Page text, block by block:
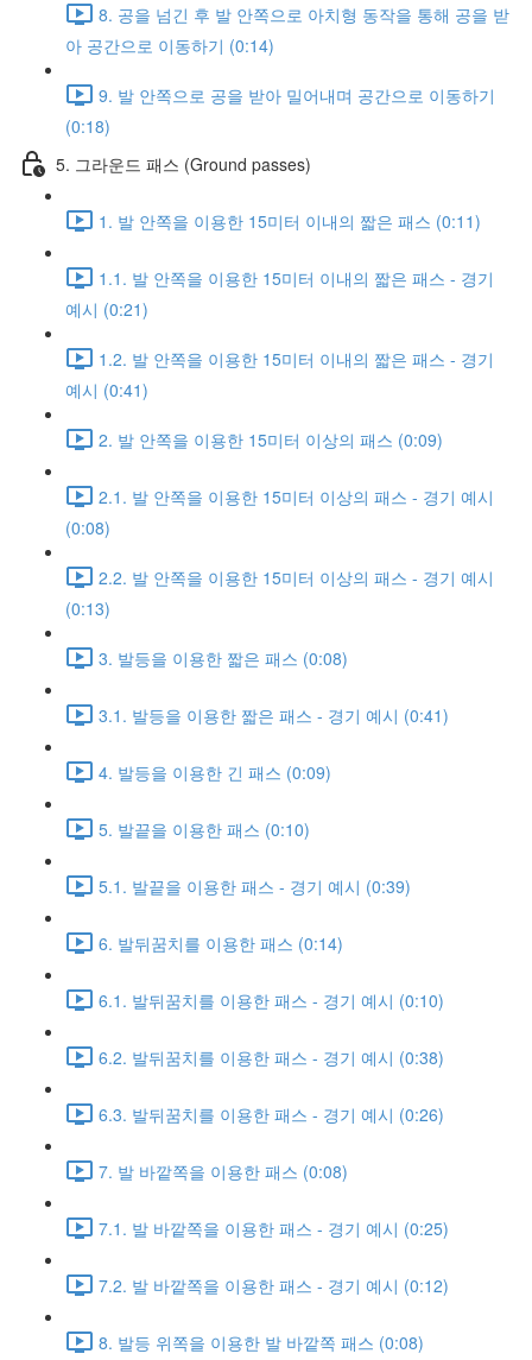
8. 공을 넘긴 후 발 안쪽으로 아치형 동작을 통해 공을 받
아 공간으로 이동하기 (0:14)
9. 발 안쪽으로 공을 받아 밀어내며 공간으로 이동하기
(0:18)
5. 그라운드 패스 (Ground passes)
1. 발 안쪽을 이용한 15미터 이내의 짧은 패스 (0:11)
1.1. 발 안쪽을 이용한 15미터 이내의 짧은 패스 - 경기
예시 (0:21)
1.2. 발 안쪽을 이용한 15미터 이내의 짧은 패스 - 경기
예시 (0:41)
2. 발 안쪽을 이용한 15미터 이상의 패스 (0:09)
2.1. 발 안쪽을 이용한 15미터 이상의 패스 - 경기 예시
(0:08)
2.2. 발 안쪽을 이용한 15미터 이상의 패스 - 경기 예시
(0:13)
3. 발등을 이용한 짧은 패스 (0:08)
3.1. 발등을 이용한 짧은 패스 - 경기 예시 (0:41)
4. 발등을 이용한 긴 패스 (0:09)
5. 발끝을 이용한 패스 (0:10)
5.1. 발끝을 이용한 패스 - 경기 예시 (0:39)
6. 발뒤꿈치를 이용한 패스 (0:14)
6.1. 발뒤꿈치를 이용한 패스 - 경기 예시 (0:10)
6.2. 발뒤꿈치를 이용한 패스 - 경기 예시 (0:38)
6.3. 발뒤꿈치를 이용한 패스 - 경기 예시 (0:26)
7. 발 바깥쪽을 이용한 패스 (0:08)
7.1. 발 바깥쪽을 이용한 패스 - 경기 예시 (0:25)
7.2. 발 바깥쪽을 이용한 패스 - 경기 예시 (0:12)
8. 발등 위쪽을 이용한 발 바깥쪽 패스 (0:08)